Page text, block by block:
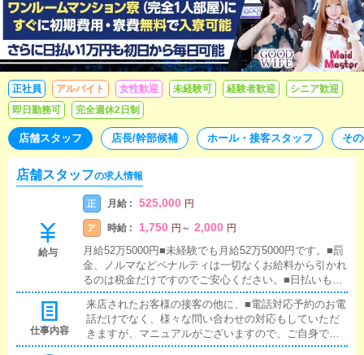
頂いた方がご自身の為です。ぜひ当グループへも面接へお越し
下さい！
正社員 アルバイト 女性歓迎 未経験可 経験者歓迎
シニア歓迎
即日勤務可
完全週休2日制
店舗スタッフ 店長/幹部候補 ホール・接客スタッフ そ
店舗スタッフの求人情報
給与
正 月給 : 525,000 円
ア 時給 : 1,750 円 ～ 2,000 円
月給52万5000円■未経験でも月給52万5000円です。■罰
金、ノルマなどペナルティは一切なくお給料から引かれ
るのは税金だけですのでご安心ください。■日払いも入
社初日より1万円が可能ですのでご安心ください。■当
グループはお給料の支払いは銀行振込のみになります。
売上金も全て銀行管理をしておりますのでご了承くださ
い。日払いは現金払いになります。
仕事内容
来店されたお客様の接客の他に、■電話対応予約のお電
話だけでなく、様々な問い合わせの対応もしていただ
きますが、マニュアルがございますので、ご自身で考
えて返答するといった難しい内容はございません。■サ